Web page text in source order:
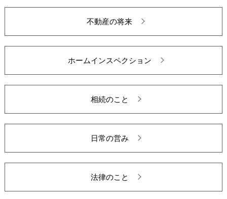
不動産の将来
ホームインスペクション
相続のこと
日常の営み
法律のこと